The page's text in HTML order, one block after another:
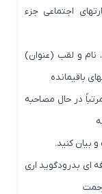
اجتماعی جزء
و لقب (عنوان)
در حال مصاحبه
کنید.
اری